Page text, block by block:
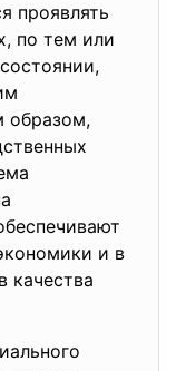
проявлять
по тем или
образом,
и в
качества